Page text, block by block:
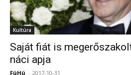
Kultúra
Saját fiát is
náci apja
FüHü - 2017-10-31